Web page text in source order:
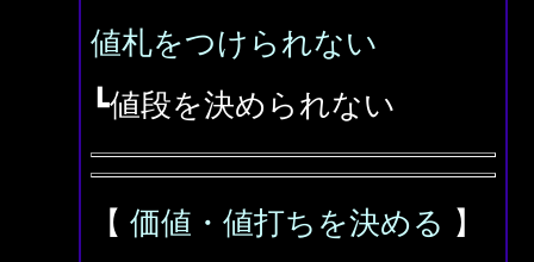
値札をつけられない
┗値段を決められない
【 価値・値打ちを決める 】